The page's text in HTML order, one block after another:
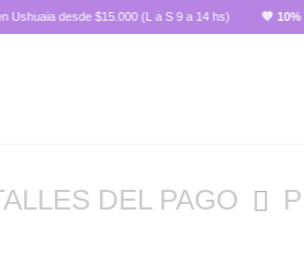
desde $15.000 (L a S 9 a 14 hs) 💜 10%
DEL PAGO